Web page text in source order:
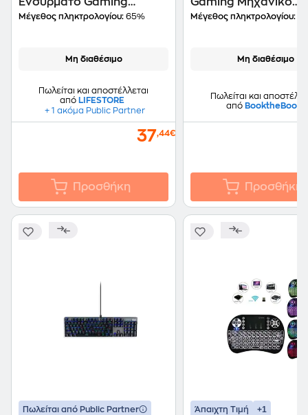
Πληκτρολόγιο με RGB
Μέγεθος πληκτρολογίου: 65%
Μη διαθέσιμο
Πωλείται και αποστέλλεται
από LIFESTORE
+ 1 ακόμα Public Partner
37,44€
Προσθήκη
Ασύρματο Bluetooth
Μέγεθος πληκτρολογίου:
Μη διαθέσιμο
Πωλείται και
από BooktheBook
Προσθήκη
Πωλείται από Public Partner Άπαιχτη Τιμή +1